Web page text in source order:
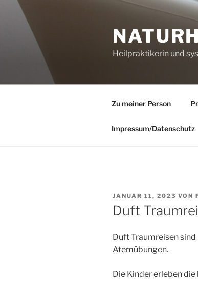
springen
Heilpraktikerin und
Zu meiner Person
Impressum/Datenschutz
VERÖFFENTLICHT
AM
JANUAR 11, 2023 VON
Duft
Duft Traumreisen
Atemübungen.
Die Kinder erleben